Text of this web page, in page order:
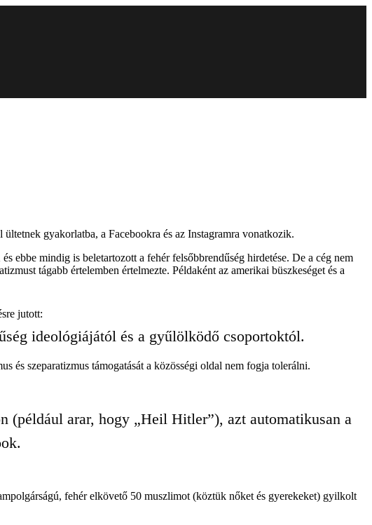
gyakorlatba, a Facebookra és az Instagramra vonatkozik.
ebbe mindig is beletartozott a fehér felsőbbrendűség hirdetése. De a cég nem
tágabb értelemben értelmezte. Példaként az amerikai büszkeséget és a
jutott:
ideológiájától és a gyűlölködő csoportoktól.
és szeparatizmus támogatását a közösségi oldal nem fogja tolerálni.
(például arar, hogy „Heil Hitler”), azt automatikusan a
fehér elkövető 50 muszlimot (köztük nőket és gyerekeket) gyilkolt